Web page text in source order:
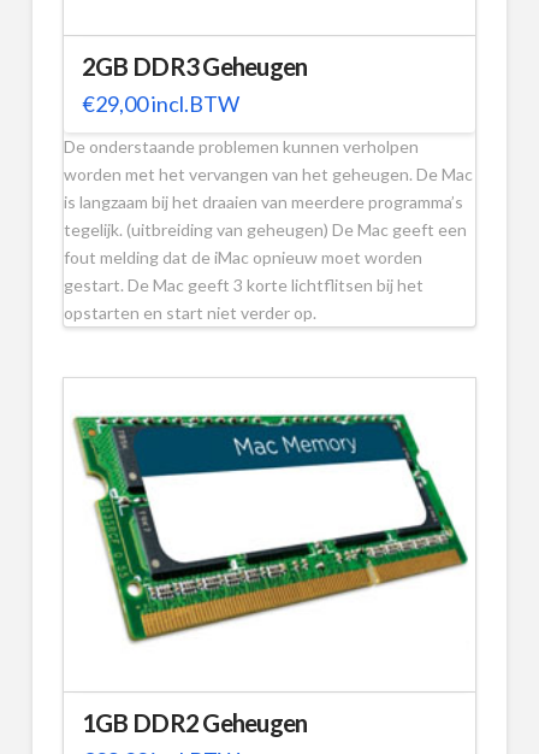
2GB DDR3 Geheugen
€29,00incl.BTW
De onderstaande problemen kunnen verholpen
worden met het vervangen van het geheugen. De Mac
is langzaam bij het draaien van meerdere programma’s
tegelijk. (uitbreiding van geheugen) De Mac geeft een
fout melding dat de iMac opnieuw moet worden
gestart. De Mac geeft 3 korte lichtflitsen bij het
opstarten en start niet verder op.
1GB DDR2 Geheugen